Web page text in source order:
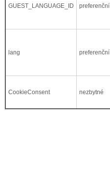
GUEST_LANGUAGE_ID preferenční
lang preferenční
CookieConsent nezbytné